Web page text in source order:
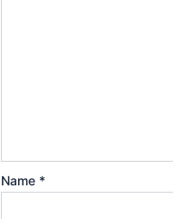
Name *